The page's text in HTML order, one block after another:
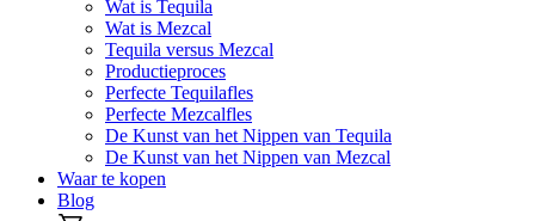
Wat is Tequila
Wat is Mezcal
Tequila versus Mezcal
Productieproces
Perfecte Tequilafles
Perfecte Mezcalfles
De Kunst van het Nippen van Tequila
De Kunst van het Nippen van Mezcal
Waar te kopen
Blog